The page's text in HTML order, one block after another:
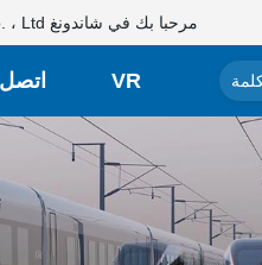
مرحبا بك في شاندونغ NYZ Bearing Manufacturing Co. ، Ltd.
اتصل VR